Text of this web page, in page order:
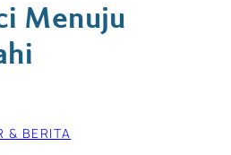
Menuju
& BERITA